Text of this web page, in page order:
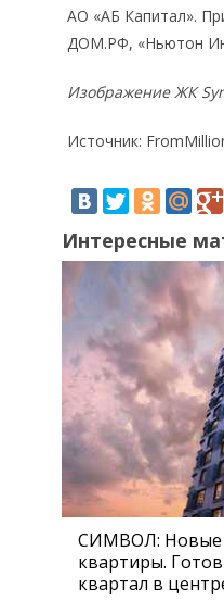
АО «АБ Капитал».
ДОМ.РФ, «Ньютон
Изображение ЖК
Источник:
Интересные
СИМВОЛ: Новые
квартиры.
квартал в